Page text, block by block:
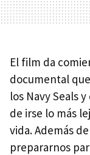
El film da
documental
los Navy Seals
de irse lo más
vida. Además
prepararnos